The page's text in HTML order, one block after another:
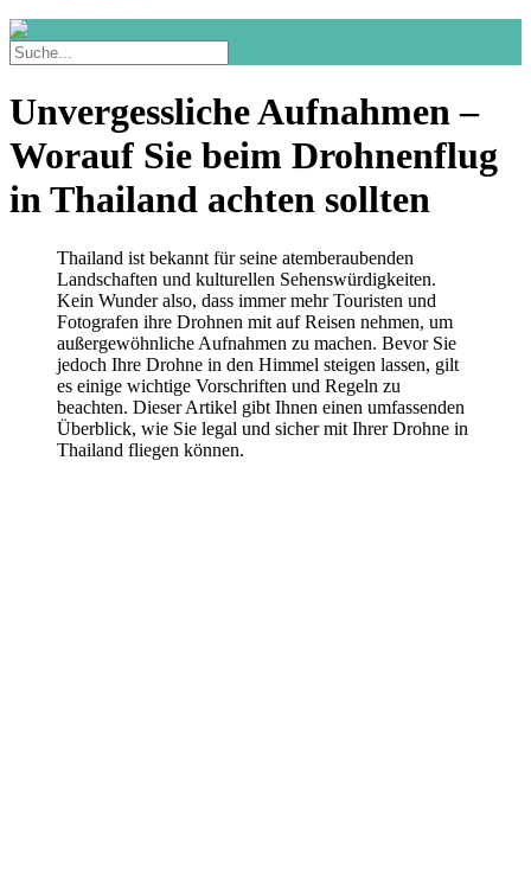
Unvergessliche Aufnahmen –
Worauf Sie beim Drohnenflug
in Thailand achten sollten
Thailand ist bekannt für seine atemberaubenden
Landschaften und kulturellen Sehenswürdigkeiten.
Kein Wunder also, dass immer mehr Touristen und
Fotografen ihre Drohnen mit auf Reisen nehmen, um
außergewöhnliche Aufnahmen zu machen. Bevor Sie
jedoch Ihre Drohne in den Himmel steigen lassen, gilt
es einige wichtige Vorschriften und Regeln zu
beachten. Dieser Artikel gibt Ihnen einen umfassenden
Überblick, wie Sie legal und sicher mit Ihrer Drohne in
Thailand fliegen können.